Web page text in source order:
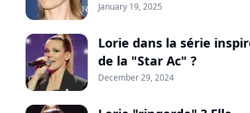
January 19, 2025
Lorie dans la série
de la "Star Ac" ?
December 29, 2024